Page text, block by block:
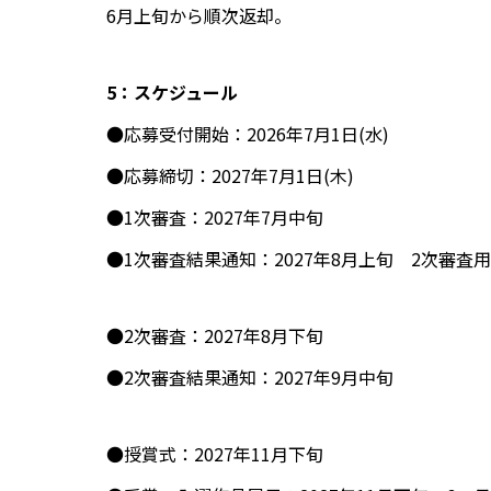
6月上旬から順次返却。
5：スケジュール
●応募受付開始：2026年7月1日(水)
●応募締切：2027年7月1日(木)
●1次審査：2027年7月中旬
●1次審査結果通知：2027年8月上旬 2次審査用
●2次審査：2027年8月下旬
●2次審査結果通知：2027年9月中旬
●授賞式：2027年11月下旬